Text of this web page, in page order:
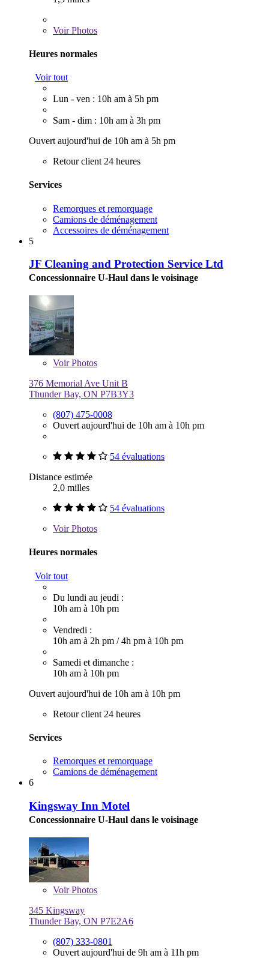
VoirPhotos
Heures normales
Voir tout
Lun - ven : 10h am à 5h pm
Sam - dim : 10h am à 3h pm
Ouvert aujourd'hui de 10h am à 5h pm
Retour client 24 heures
Services
Remorques et remorquage
Camions de déménagement
Accessoires de déménagement
5
JF Cleaning and Protection Service Ltd
Concessionnaire U-Haul dans le voisinage
VoirPhotos
376 Memorial Ave Unit B
Thunder Bay, ON P7B3Y3
(807) 475-0008
Ouvert aujourd'hui de 10h am à 10h pm
54 évaluations
Distance estimée
2,0 milles
54 évaluations
VoirPhotos
Heures normales
Voir tout
Du lundi au jeudi :
10h am à 10h pm
Vendredi :
10h am à 2h pm /4h pm à 10h pm
Samedi et dimanche :
10h am à 10h pm
Ouvert aujourd'hui de 10h am à 10h pm
Retour client 24 heures
Services
Remorques et remorquage
Camions de déménagement
6
Kingsway Inn Motel
Concessionnaire U-Haul dans le voisinage
VoirPhotos
345 Kingsway
Thunder Bay, ON P7E2A6
(807) 333-0801
Ouvert aujourd'hui de 9h am à 11h pm